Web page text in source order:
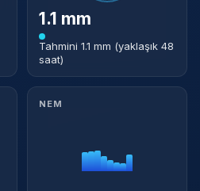
1.1 mm
Tahmini 1.1 mm (yaklaşık 48
saat)
NEM